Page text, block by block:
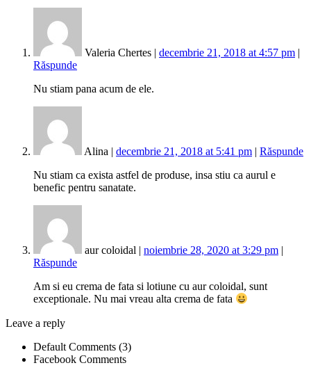
Valeria Chertes | decembrie 21, 2018 at 4:57 pm |
Răspunde
Nu stiam pana acum de ele.
Alina | decembrie 21, 2018 at 5:41 pm | Răspunde
Nu stiam ca exista astfel de produse, insa stiu ca aurul e
benefic pentru sanatate.
aur coloidal | noiembrie 28, 2020 at 3:29 pm |
Răspunde
Am si eu crema de fata si lotiune cu aur coloidal, sunt
exceptionale. Nu mai vreau alta crema de fata
Leave a reply
Default Comments (3)
Facebook Comments